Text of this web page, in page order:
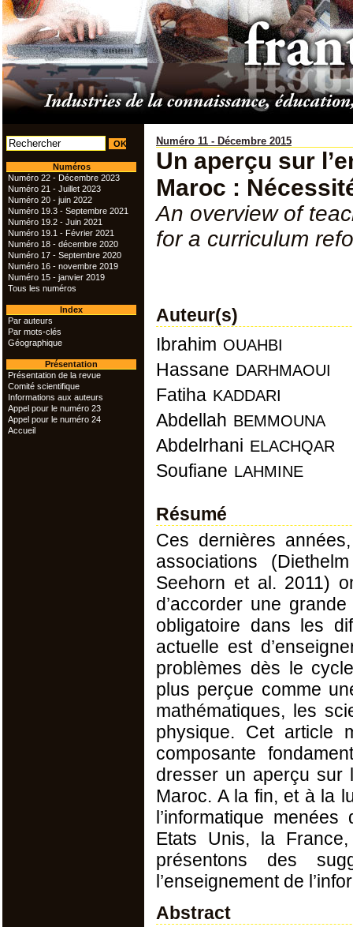
Numéros
Numéro 22 - Décembre 2023
Numéro 21 - Juillet 2023
Numéro 20 - juin 2022
Numéro 19.3 - Septembre 2021
Numéro 19.2 - Juin 2021
Numéro 19.1 - Février 2021
Numéro 18 - décembre 2020
Numéro 17 - Septembre 2020
Numéro 16 - novembre 2019
Numéro 15 - janvier 2019
Tous les numéros
Index
Par auteurs
Par mots-clés
Géographique
Présentation
Présentation de la revue
Comité scientifique
Informations aux auteurs
Appel pour le numéro 23
Appel pour le numéro 24
Accueil
Numéro 11 - Décembre 2015
Un aperçu sur
Maroc :
An overview of
for a curriculum
Auteur(s)
Ibrahim ouahbi
Hassane darhmaoui
Fatiha kaddari
Abdellah bemmouna
Abdelrhani elachqar
Soufiane lahmine
Résumé
Ces dernières
associations
Seehorn et al. 2011)
d’accorder une
obligatoire dans les
actuelle est
problèmes dès le
plus perçue comme
mathématiques, les
physique. Cet article
composante
dresser un aperçu sur
Maroc. A la fin, et à la
l’informatique
Etats Unis, la
présentons des
l’enseignement de
Abstract